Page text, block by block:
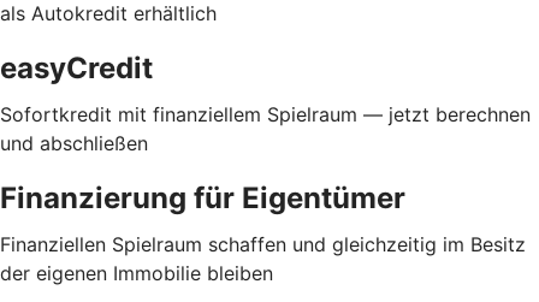
als Autokredit erhältlich
easyCredit
Sofortkredit mit finanziellem Spielraum — jetzt berechnen
und abschließen
Finanzierung für Eigentümer
Finanziellen Spielraum schaffen und gleichzeitig im Besitz
der eigenen Immobilie bleiben